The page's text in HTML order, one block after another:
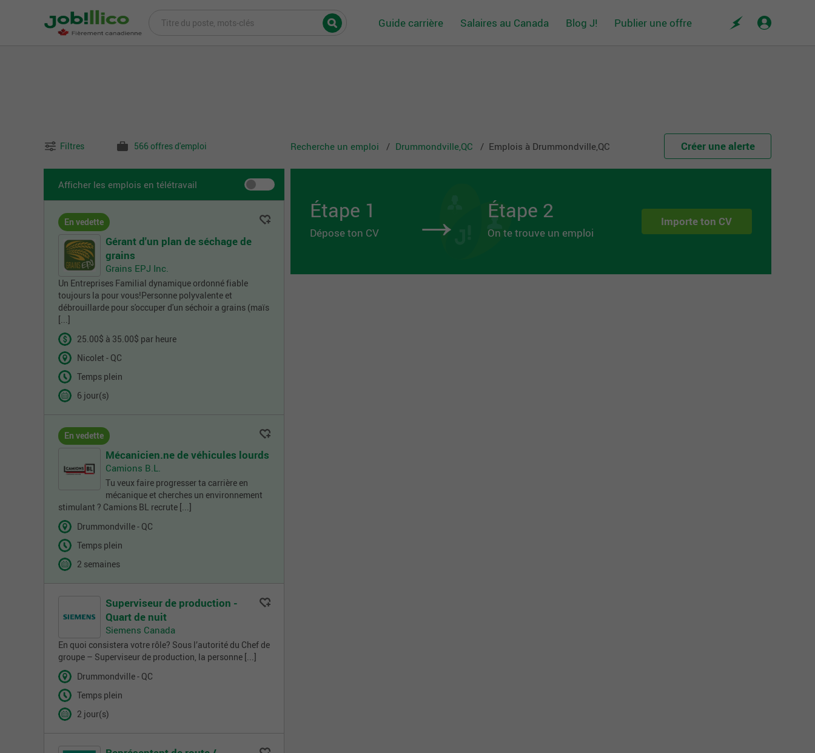
Guide carrière Salaires au Canada Blog J! Publier une offre
Filtres 566 offres d'emploi Recherche un emploi Drummondville,QC Emplois à Drummondville,QC Créer une alerte
Afficher les emplois en télétravail
En vedette
Gérant d'un plan de séchage de
grains
Grains EPJ Inc.
Un Entreprises Familial dynamique ordonné fiable
toujours la pour vous!Personne polyvalente et
débrouillarde pour s'occuper d'un séchoir a grains (maïs
[...]
25.00$ à 35.00$ par heure
Nicolet - QC
Temps plein
6 jour(s)
En vedette
Mécanicien.ne de véhicules lourds
Camions B.L.
Tu veux faire progresser ta carrière en
mécanique et cherches un environnement
stimulant ? Camions BL recrute [...]
Drummondville - QC
Temps plein
2 semaines
Superviseur de production -
Quart de nuit
Siemens Canada
En quoi consistera votre rôle? Sous l’autorité du Chef de
groupe – Superviseur de production, la personne [...]
Drummondville - QC
Temps plein
2 jour(s)
Étape 1
Dépose ton CV → Étape 2
On te trouve un emploi
Importe ton CV